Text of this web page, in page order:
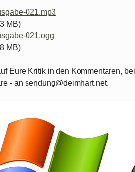
021.mp3
MB)
021.ogg
MB)
Eure Kritik in den Kommentaren, bei
- an sendung@deimhart.net.